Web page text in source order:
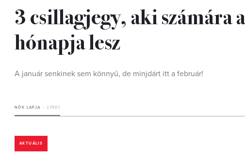
3 csillagjegy, aki számára
hónapja lesz
A január senkinek sem könnyű, de minjdárt itt a február!
NŐK LAPJA 2 PERC
AKTUÁLIS